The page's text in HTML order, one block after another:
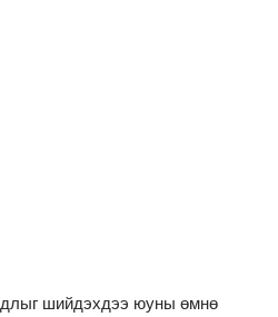
шийдэхдээ юуны өмнө